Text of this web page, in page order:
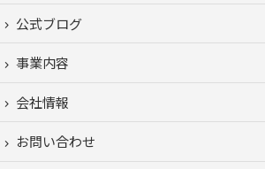
公式ブログ
事業内容
会社情報
お問い合わせ